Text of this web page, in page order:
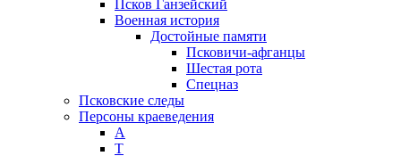
Псков Ганзейский
Военная история
Достойные памяти
Псковичи-афганцы
Шестая рота
Спецназ
Псковские следы
Персоны краеведения
А
T